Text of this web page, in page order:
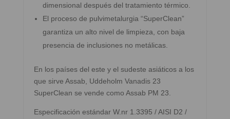
dimensional después del tratamiento térmico.
El proceso de pulvimetalurgia “SuperClean”
garantiza un alto nivel de limpieza, con baja
presencia de inclusiones no metálicas.
En los países del este y el sudeste asiáticos a los
que sirve Assab, Uddeholm Vanadis 23
SuperClean se vende como Assab PM 23.
Especificación estándar W.nr 1.3395 / AISI D2 /